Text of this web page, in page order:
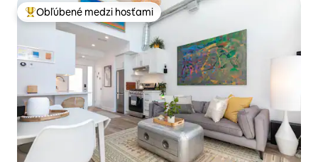
Najobľúbenejšie medzi hosťami
Obľúbené medzi hosťami